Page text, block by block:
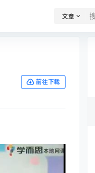
文章
前往下载